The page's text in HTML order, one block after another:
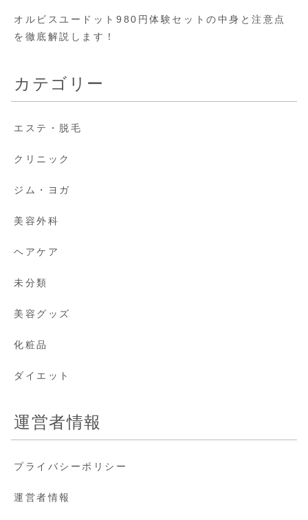
オルビスユードット980円体験セットの中身と注意点
を徹底解説します！
カテゴリー
エステ・脱毛
クリニック
ジム・ヨガ
美容外科
ヘアケア
未分類
美容グッズ
化粧品
ダイエット
運営者情報
プライバシーポリシー
運営者情報